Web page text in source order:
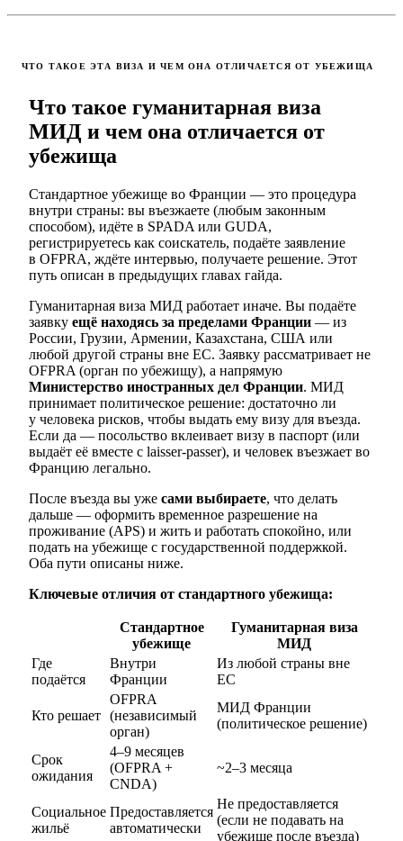
ЧТО ТАКОЕ ЭТА ВИЗА И ЧЕМ ОНА ОТЛИЧАЕТСЯ ОТ УБЕЖИЩА
Что такое гуманитарная виза
МИД и чем она отличается от
убежища
Стандартное убежище во Франции — это процедура
внутри страны: вы въезжаете (любым законным
способом), идёте в SPADA или GUDA,
регистрируетесь как соискатель, подаёте заявление
в OFPRA, ждёте интервью, получаете решение. Этот
путь описан в предыдущих главах гайда.
Гуманитарная виза МИД работает иначе. Вы подаёте
заявку ещё находясь за пределами Франции — из
России, Грузии, Армении, Казахстана, США или
любой другой страны вне ЕС. Заявку рассматривает не
OFPRA (орган по убежищу), а напрямую
Министерство иностранных дел Франции. МИД
принимает политическое решение: достаточно ли
у человека рисков, чтобы выдать ему визу для въезда.
Если да — посольство вклеивает визу в паспорт (или
выдаёт её вместе с laisser-passer), и человек въезжает во
Францию легально.
После въезда вы уже сами выбираете, что делать
дальше — оформить временное разрешение на
проживание (APS) и жить и работать спокойно, или
подать на убежище с государственной поддержкой.
Оба пути описаны ниже.
Ключевые отличия от стандартного убежища:
Стандартное
убежище
Гуманитарная виза
МИД
Где
подаётся
Внутри
Франции
Из любой страны вне
ЕС
Кто решает
OFPRA
(независимый
орган)
МИД Франции
(политическое решение)
Срок
ожидания
4–9 месяцев
(OFPRA +
CNDA)
~2–3 месяца
Социальное
жильё
Предоставляется
автоматически
Не предоставляется
(если не подавать на
убежище после въезда)